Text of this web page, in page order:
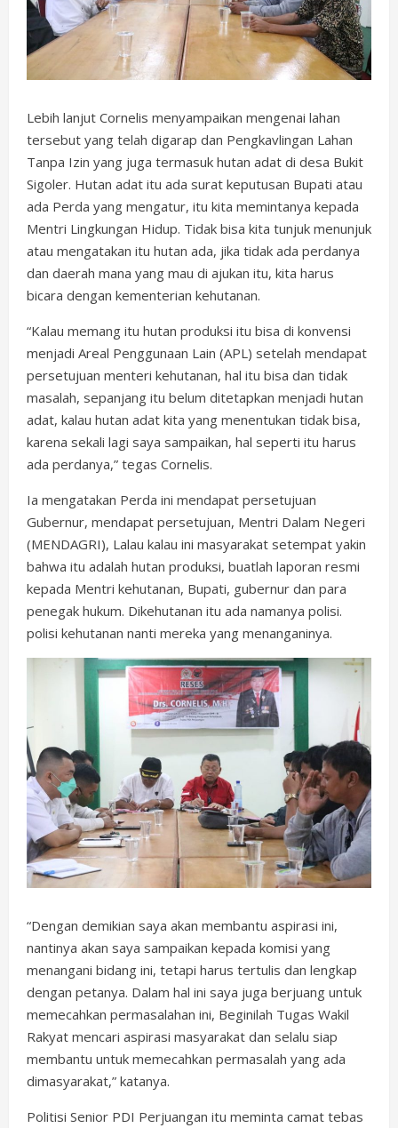
Lebih lanjut Cornelis menyampaikan mengenai lahan
tersebut yang telah digarap dan Pengkavlingan Lahan
Tanpa Izin yang juga termasuk hutan adat di desa Bukit
Sigoler. Hutan adat itu ada surat keputusan Bupati atau
ada Perda yang mengatur, itu kita memintanya kepada
Mentri Lingkungan Hidup. Tidak bisa kita tunjuk menunjuk
atau mengatakan itu hutan ada, jika tidak ada perdanya
dan daerah mana yang mau di ajukan itu, kita harus
bicara dengan kementerian kehutanan.
“Kalau memang itu hutan produksi itu bisa di konvensi
menjadi Areal Penggunaan Lain (APL) setelah mendapat
persetujuan menteri kehutanan, hal itu bisa dan tidak
masalah, sepanjang itu belum ditetapkan menjadi hutan
adat, kalau hutan adat kita yang menentukan tidak bisa,
karena sekali lagi saya sampaikan, hal seperti itu harus
ada perdanya,” tegas Cornelis.
Ia mengatakan Perda ini mendapat persetujuan
Gubernur, mendapat persetujuan, Mentri Dalam Negeri
(MENDAGRI), Lalau kalau ini masyarakat setempat yakin
bahwa itu adalah hutan produksi, buatlah laporan resmi
kepada Mentri kehutanan, Bupati, gubernur dan para
penegak hukum. Dikehutanan itu ada namanya polisi.
polisi kehutanan nanti mereka yang menanganinya.
“Dengan demikian saya akan membantu aspirasi ini,
nantinya akan saya sampaikan kepada komisi yang
menangani bidang ini, tetapi harus tertulis dan lengkap
dengan petanya. Dalam hal ini saya juga berjuang untuk
memecahkan permasalahan ini, Beginilah Tugas Wakil
Rakyat mencari aspirasi masyarakat dan selalu siap
membantu untuk memecahkan permasalah yang ada
dimasyarakat,” katanya.
Politisi Senior PDI Perjuangan itu meminta camat tebas